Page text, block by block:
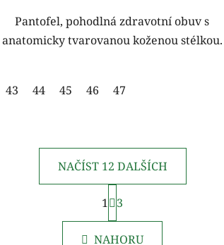
Pantofel, pohodlná zdravotní obuv s
anatomicky tvarovanou koženou stélkou.
43 44 45 46 47
O
v
l
NAČÍST 12 DALŠÍCH
S
t
r
1 3
NAHORU